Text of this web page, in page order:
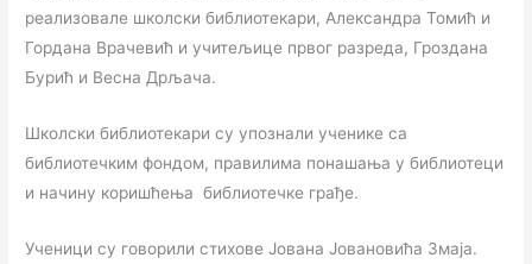
реализовале школски библиотекари, Александра Томић и
Гордана Врачевић и учитељице првог разреда, Гроздана
Бурић и Весна Дрљача.
Школски библиотекари су упознали ученике са
библиотечким фондом, правилима понашања у библиотеци
и начину коришћења библиотечке грађе.
Ученици су говорили стихове Јована Јовановића Змаја.